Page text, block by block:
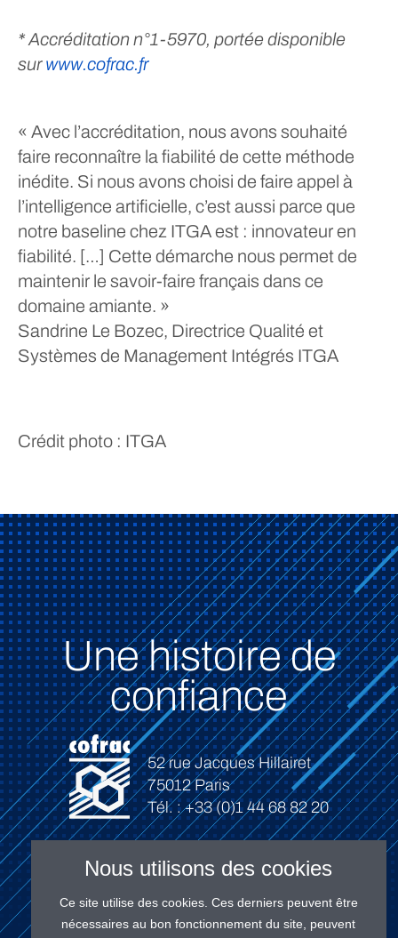
* Accréditation n°1-5970, portée disponible
surwww.cofrac.fr
« Avec l’accréditation, nous avons souhaité
faire reconnaître la fiabilité de cette méthode
inédite. Si nous avons choisi de faire appel à
l’intelligence artificielle, c’est aussi parce que
notre baseline chez ITGA est : innovateur en
fiabilité. […] Cette démarche nous permet de
maintenir le savoir-faire français dans ce
domaine amiante. »
Sandrine Le Bozec, Directrice Qualité et
Systèmes de Management Intégrés ITGA
Crédit photo : ITGA
Une histoire de
confiance
52 rue Jacques Hillairet
75012 Paris
Tél. : +33 (0)1 44 68 82 20
Connexion
Nous utilisons des cookies
Ce site utilise des cookies. Ces derniers peuvent être
nécessaires au bon fonctionnement du site, peuvent